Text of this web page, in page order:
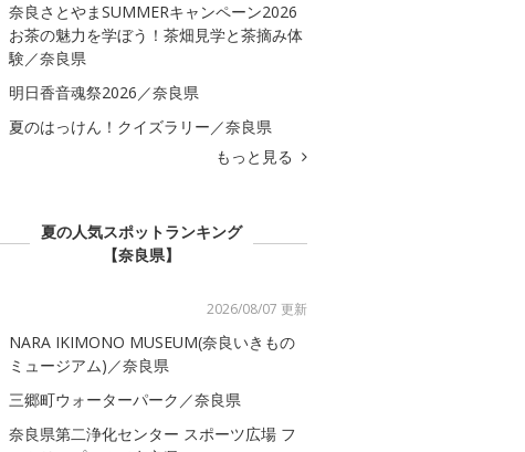
奈良さとやまSUMMERキャンペーン2026
お茶の魅力を学ぼう！茶畑見学と茶摘み体
験／奈良県
明日香音魂祭2026／奈良県
夏のはっけん！クイズラリー／奈良県
もっと見る
夏の人気スポットランキング
【奈良県】
2026/08/07 更新
NARA IKIMONO MUSEUM(奈良いきもの
ミュージアム)／奈良県
三郷町ウォーターパーク／奈良県
奈良県第二浄化センター スポーツ広場 フ